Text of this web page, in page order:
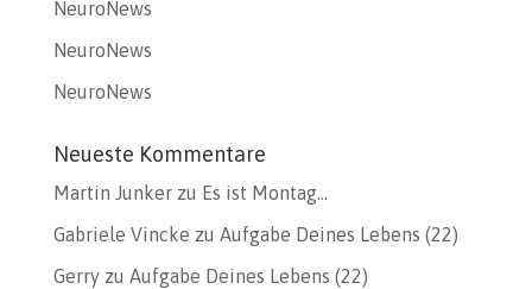
NeuroNews
NeuroNews
NeuroNews
Neueste Kommentare
Martin Junkerzu Es ist Montag…
Gabriele Vincke zu Aufgabe Deines Lebens (22)
Gerryzu Aufgabe Deines Lebens (22)